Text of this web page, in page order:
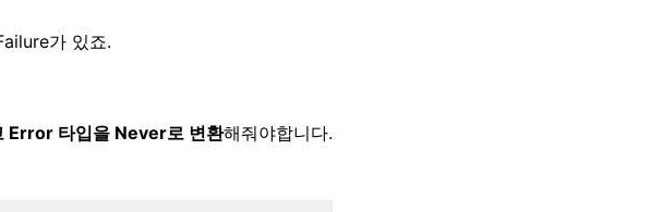
가 있죠.
Error 타입을 Never로 변환해줘야합니다.